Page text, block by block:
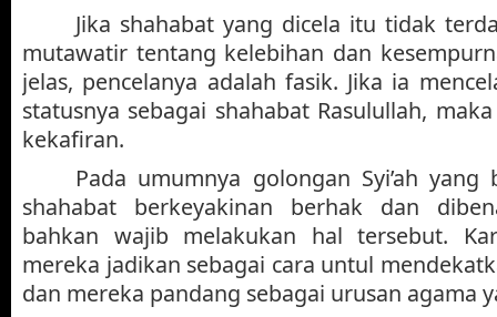
Jika shahabat yang dicela itu tidak
mutawatir tentang kelebihan dan
jelas, pencelanya adalah fasik. Jika ia
statusnya sebagai shahabat Rasulullah,
kekafiran.
Pada umumnya golongan Syi’ah yang
shahabat berkeyakinan berhak dan
bahkan wajib melakukan hal tersebut.
mereka jadikan sebagai cara untul
dan mereka pandang sebagai urusan agama